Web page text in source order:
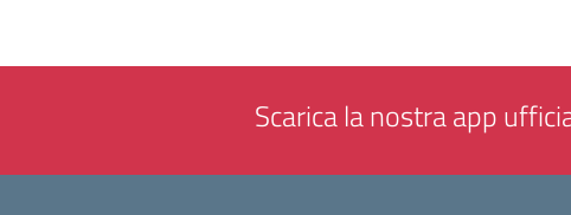
Scarica la nostra app